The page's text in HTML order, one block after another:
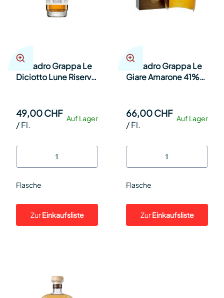
Marzadro Grappa Le
Diciotto Lune Riserva
Auf Lager
49,00 CHF
/Fl.
Flasche
ZurEinkaufsliste
Marzadro Grappa Le
Giare Amarone 41%
Auf Lager
66,00 CHF
/Fl.
Flasche
ZurEinkaufsliste